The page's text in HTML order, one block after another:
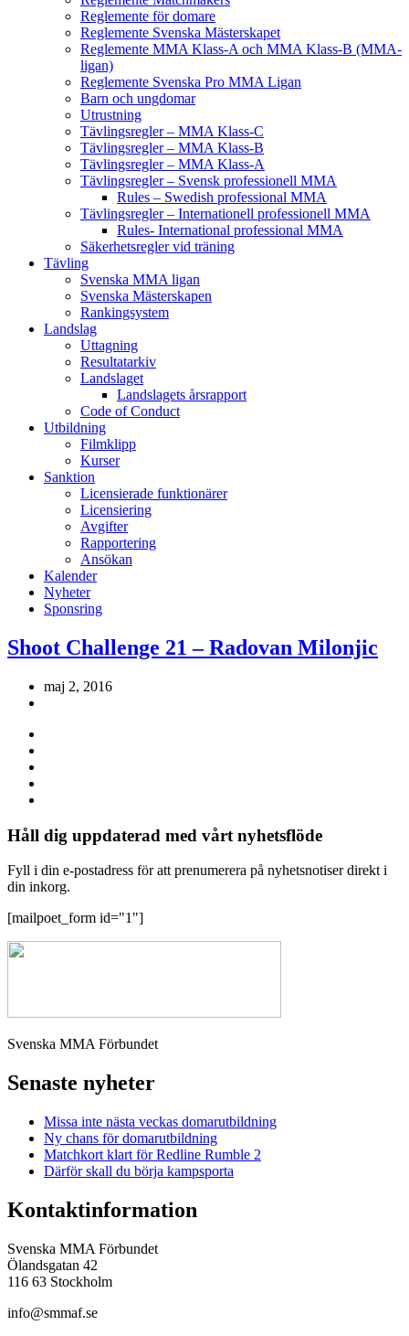
Reglemente för domare
Reglemente Svenska Mästerskapet
Reglemente MMA Klass-A och MMA Klass-B (MMA-
ligan)
Reglemente Svenska Pro MMA Ligan
Barn och ungdomar
Utrustning
Tävlingsregler – MMA Klass-C
Tävlingsregler – MMA Klass-B
Tävlingsregler – MMA Klass-A
Tävlingsregler – Svensk professionell MMA
Rules – Swedish professional MMA
Tävlingsregler – Internationell professionell MMA
Rules- International professional MMA
Säkerhetsregler vid träning
Tävling
Svenska MMA ligan
Svenska Mästerskapen
Rankingsystem
Landslag
Uttagning
Resultatarkiv
Landslaget
Landslagets årsrapport
Code of Conduct
Utbildning
Filmklipp
Kurser
Sanktion
Licensierade funktionärer
Licensiering
Avgifter
Rapportering
Ansökan
Kalender
Nyheter
Sponsring
Shoot Challenge 21 – Radovan Milonjic
maj 2, 2016
Håll dig uppdaterad med vårt nyhetsflöde
Fyll i din e-postadress för att prenumerera på nyhetsnotiser direkt i
din inkorg.
[mailpoet_form id="1"]
Svenska MMA Förbundet
Senaste nyheter
Missa inte nästa veckas domarutbildning
Ny chans för domarutbildning
Matchkort klart för Redline Rumble 2
Därför skall du börja kampsporta
Kontaktinformation
Svenska MMA Förbundet
Ölandsgatan 42
116 63 Stockholm
info@smmaf.se